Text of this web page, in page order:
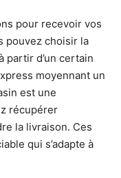
pour recevoir vos
pouvez choisir la
partir d’un certain
moyennant un
est une
récupérer
la livraison. Ces
qui s’adapte à